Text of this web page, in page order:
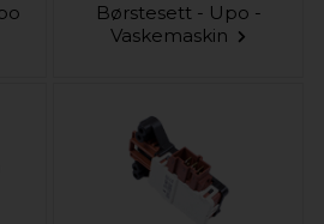
Børstesett - Upo -
Vaskemaskin